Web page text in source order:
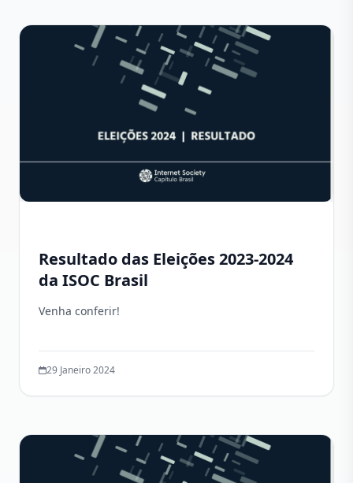
Resultado das Eleições 2023-2024
da ISOC Brasil
Venha conferir!
29 Janeiro 2024